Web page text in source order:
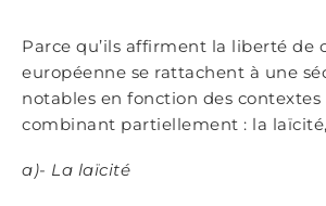
Parce qu’ils affirment la liberté de
européenne se rattachent à une
notables en fonction des
combinant partiellement : la
a)- La laïcité